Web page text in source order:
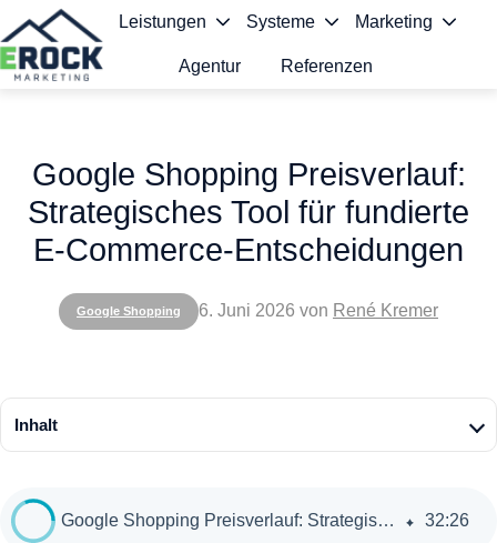
Leistungen Systeme Marketing
Agentur Referenzen
Google Shopping
Google Shopping Preisverlauf:
Strategisches Tool für fundierte
E-Commerce-Entscheidungen
6. Juni 2026 von René Kremer
Inhalt
Google Shopping Preisverlauf: Strategisches Tool für fundierte E-Commerce-Entscheidungen 32:26